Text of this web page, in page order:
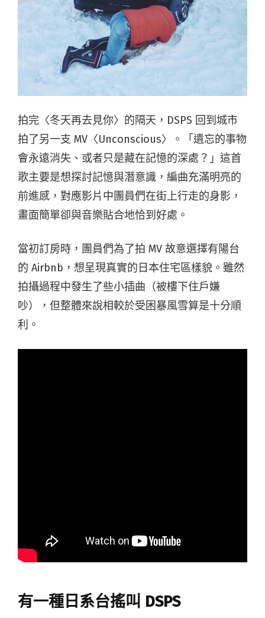
拍完〈冬天再去見你〉的隔天，DSPS 回到城市
拍了另一支 MV〈Unconscious〉。「遺忘的事物
會永遠消失、或者只是藏在記憶的深處？」這首
歌主要是想探討記憶與潛意識，編曲充滿明亮的
前進感，對應影片中團員們在街上行走的身影，
畫面簡單卻與音樂貼合地恰到好處。
當初訂房時，團員們為了拍 MV 故意選擇有陽台
的 Airbnb，想呈現真實的日本住宅區樣貌。雖然
拍攝過程中發生了些小插曲（被樓下住戶嫌
吵），但整體來說相較於受困暴風雪算是十分順
利。
有一種日系台搖叫 DSPS